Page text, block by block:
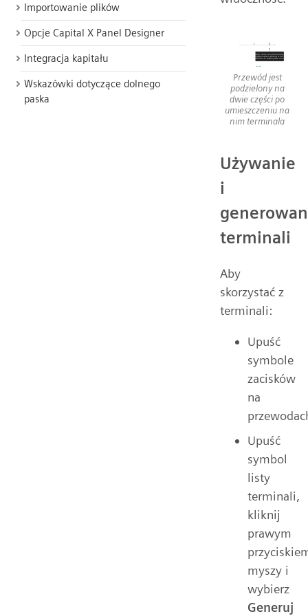
Importowanie plików
Opcje Capital X Panel Designer
Integracja kapitału
Wskazówki dotyczące dolnego
paska
Przewód jest
podzielony na
dwie części po
umieszczeniu na
nim terminala
Używanie
i
terminali
Aby
skorzystać z
terminali:
Upuść
symbole
zacisków
na
Upuść
symbol
listy
terminali,
kliknij
prawym
myszy i
wybierz
Generuj